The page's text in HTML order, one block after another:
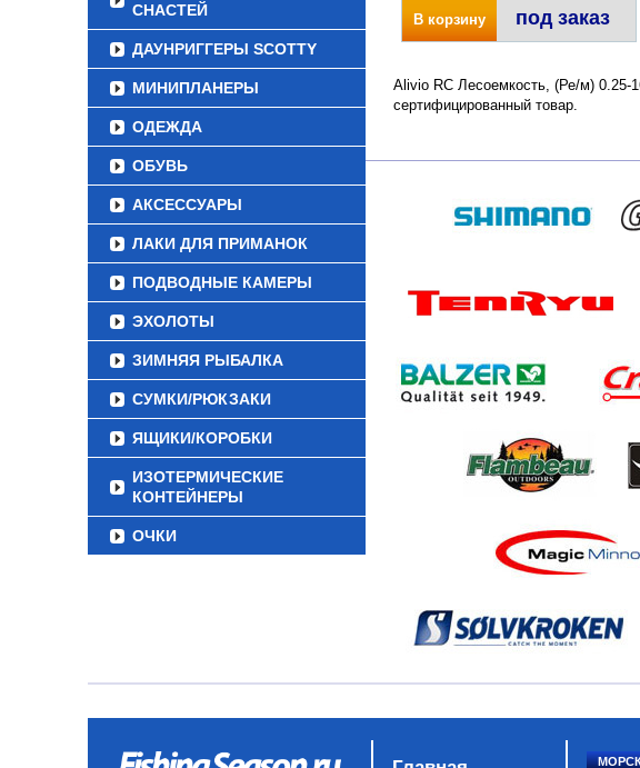
СНАСТЕЙ
ДАУНРИГГЕРЫ SCOTTY
МИНИПЛАНЕРЫ
ОДЕЖДА
ОБУВЬ
АКСЕССУАРЫ
ЛАКИ ДЛЯ ПРИМАНОК
ПОДВОДНЫЕ КАМЕРЫ
ЭХОЛОТЫ
ЗИМНЯЯ РЫБАЛКА
СУМКИ/РЮКЗАКИ
ЯЩИКИ/КОРОБКИ
ИЗОТЕРМИЧЕСКИЕ
КОНТЕЙНЕРЫ
ОЧКИ
В корзину под заказ
Alivio RC Лесоемкость, (Ре/м) 0.25-
сертифицированный товар.